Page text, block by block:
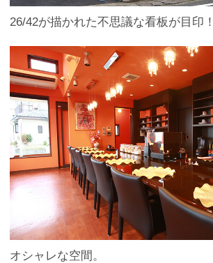
26/42が描かれた不思議な看板が目印！
オシャレな空間。